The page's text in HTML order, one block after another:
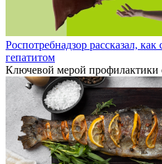
Роспотребнадзор рассказал,
гепатитом
Ключевой мерой профилактики